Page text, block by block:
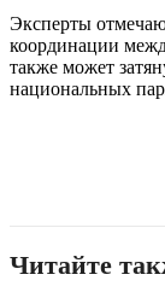
Эксперты
координации
также может
национальных
Читайте